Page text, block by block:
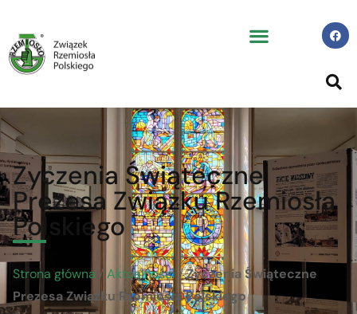
Życzenia Świąteczne
Prezesa Związku Rzemiosła
Polskiego
Strona główna / Aktualności /Życzenia Świąteczne
Prezesa Związku Rzemiosła Polskiego